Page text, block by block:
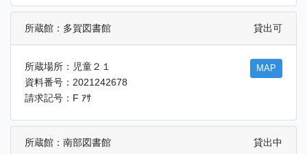
所蔵館：多賀図書館 貸出可
所蔵場所：児童２１
資料番号：2021242678
請求記号：F ｱｻ
MAP
所蔵館：南部図書館 貸出中